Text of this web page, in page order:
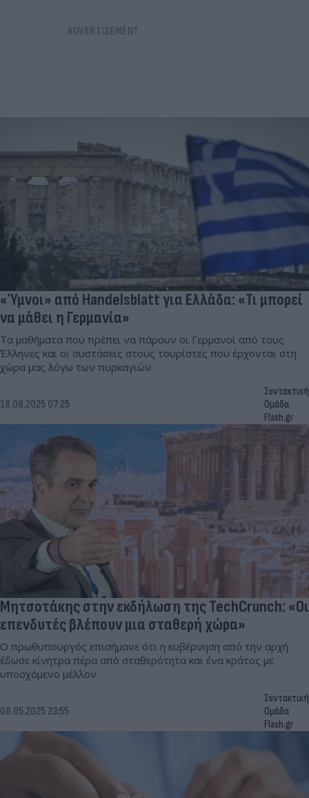
«Ύμνοι» από Handelsblatt για Ελλάδα: «Τι μπορεί
να μάθει η Γερμανία»
Τα μαθήματα που πρέπει να πάρουν οι Γερμανοί από τους
Έλληνες και οι συστάσεις στους τουρίστες που έρχονται στη
χώρα μας λόγω των πυρκαγιών.
18.08.2025 07:25
Συντακτική
Ομάδα
Flash.gr
Μητσοτάκης στην εκδήλωση της TechCrunch: «Οι
επενδυτές βλέπουν μια σταθερή χώρα»
Ο πρωθυπουργός επισήμανε ότι η κυβέρνηση από την αρχή
έδωσε κίνητρα πέρα από σταθερότητα και ένα κράτος με
υποσχόμενο μέλλον.
08.05.2025 23:55
Συντακτική
Ομάδα
Flash.gr